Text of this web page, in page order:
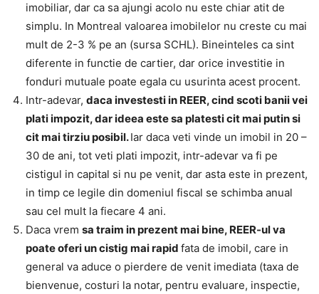
imobiliar, dar ca sa ajungi acolo nu este chiar atit de
simplu. In Montreal valoarea imobilelor nu creste cu mai
mult de 2-3 % pe an (sursa SCHL). Bineinteles ca sint
diferente in functie de cartier, dar orice investitie in
fonduri mutuale poate egala cu usurinta acest procent.
Intr-adevar, daca investesti in REER, cind scoti banii vei
plati impozit, dar ideea este sa platesti cit mai putinsi
cit mai tirziu posibil.Iar daca veti vinde un imobil in 20 –
30 de ani, tot veti plati impozit, intr-adevar va fi pe
cistigul in capital si nu pe venit, dar asta este in prezent,
in timp ce legile din domeniul fiscal se schimba anual
sau cel mult la fiecare 4 ani.
Daca vrem sa traim in prezent mai bine, REER-ul va
poate oferi un cistig mai rapid fata de imobil, care in
general va aduce o pierdere de venit imediata (taxa de
bienvenue, costuri la notar, pentru evaluare, inspectie,